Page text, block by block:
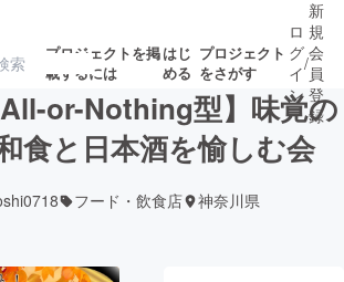
プロジェクトを掲
載するには
はじ
める
プロジェクト
をさがす
ジェクト
募集終了が近いプ
ロジェクト
されます
ロ
グ
イ
ン
/
新
規
会
員
登
録
All-or-Nothing型】味覚の
食と日本酒を愉しむ会
フード・飲食店 神奈川県